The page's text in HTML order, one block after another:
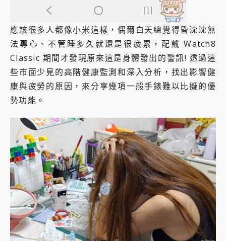
應該很多人都像小米這樣，偶爾白天總覺得昏沈沈無
法專心、不管睡多久就還是很疲累，配戴 Watch8
Classic 期間才發現原來這是身體發出的警訊! 透過這
些市面少見的高階健康監測和深入分析，找出影響健
康與疲勞的原因，來分享幾項一般手錶難以比擬的優
勢功能。